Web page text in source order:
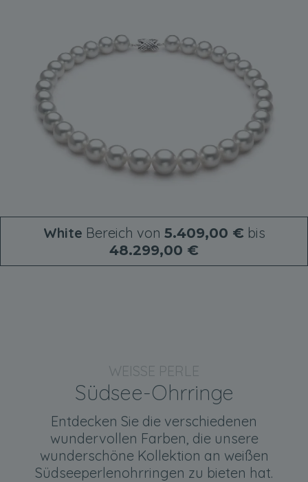
White Bereich von 5.409,00 € bis
48.299,00 €
WEISSE PERLE
Südsee-Ohrringe
Entdecken Sie die verschiedenen
wundervollen Farben, die unsere
wunderschöne Kollektion an weißen
Südseeperlenohrringen zu bieten hat.